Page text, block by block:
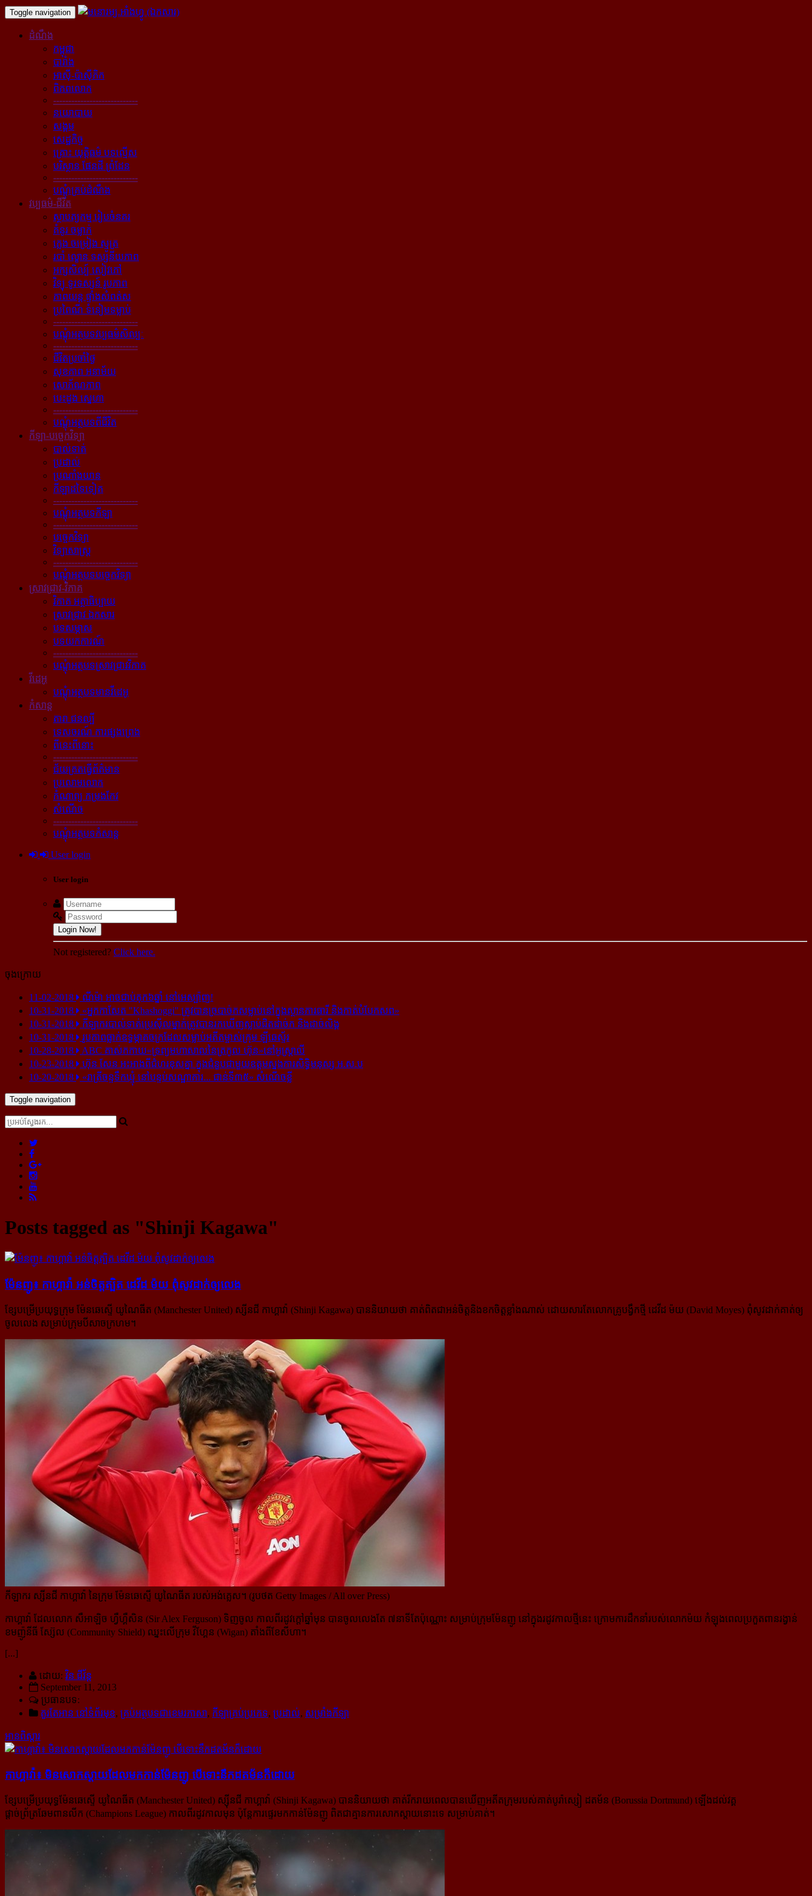
Toggle navigation
ដំណឹង
កម្ពុជា
បារាំង
អាស៊ី-ប៉ាស៊ីភិក
ពិភពលោក
----------------------------
នយោបាយ
សង្គម
សេដ្ឋកិច្ច
គ្រោះ យុត្តិធម៌ បទល្មើស
បរិស្ថាន ផែនដី ព្រំដែន
----------------------------
បណ្ដុំគ្រប់ដំណឹង
វប្បធម៌-ជីវិត
ស្ថាបត្យកម្ម រៀបចំនគរ
គំនូរ ចម្លាក់
ភ្លេង ចម្រៀង ស្មូត្រ
របាំ ល្ខោន ទស្សនីយភាព
អក្សសិល្ប៍ សៀវភៅ
វិទ្យុ ទូរទស្សន៍ រូបភាព
ភាពយន្ដ ផ្ទាំងសំពត់ស
ប្រពៃណី ទំនៀមទម្លាប់
----------------------------
បណ្ដុំអត្ថបទវប្បធម៌សិល្បៈ
----------------------------
ជីវិតប្រចាំថ្ងៃ
សុខភាព អនាម័យ
សោភ័ណភាព
បេះដូង ស្នេហា
----------------------------
បណ្ដុំអត្ថបទពីជីវិត
កីឡា-បច្ចេកវិទ្យា
បាល់ទាត់
ប្រដាល់
ប្រណាំងយាន
កីឡាដទៃទៀត
----------------------------
បណ្ដុំអត្ថបទកីឡា
----------------------------
បច្ចេកវិទ្យា
វិទ្យាសាស្ត្រ
----------------------------
បណ្ដុំអត្ថបទបច្ចេកវិទ្យា
ស្រាវជ្រាវ-វិភាគ
វិភាគ អត្ថាធិប្បាយ
ស្រាវជ្រាវ ឯកសារ
បទសម្ភាស
បទយកការណ៍
----------------------------
បណ្ដុំអត្ថបទស្រាវជ្រាវវិភាគ
វីដេអូ
បណ្ដុំអត្ថបទមានវីដេអូ
កំសាន្ដ
តារា ជនល្បី
ទេសចរណ៍ ការផ្សងព្រេង
ពីនេះពីនោះ
----------------------------
ជ័យគ្រតធ្វើព័ត៌មាន
ប្រលោមលោក
កំណាព្យ កម្រងកែវ
សំណើច
----------------------------
បណ្ដុំអត្ថបទកំសាន្ដ
User login
User login
Login Now!
Not registered? Click here.
ចុងក្រោយ
11-02-2018
ណីម៉ា អាច​ជាប់​គុក​៦ឆ្នាំ នៅ​អេស្ប៉ាញ!
10-31-2018
«អ្នក​កាសែត "Khashoggi" ត្រូវ​បាន​ច្របាច់ក​សម្លាប់​នៅ​ក្នុង​ស្ថាន​ភារធារី និង​កាត់​បំបែក​សព»
10-31-2018
កីឡាករ​បាល់ទាត់​ប្រេស៊ីល​ម្នាក់​ត្រូវ​បាន​រក​ឃើញ​ស្លាប់​ជិត​ដាច់ក និង​ដាច់​លិង្គ
10-31-2018
រូបភាព​ធ្លាក់​ឧទ្ធម្ភាគចក្រ​ដែល​សម្លាប់​អតីត​ម្ចាស់​ក្រុម​ ឡីឆេស្ទ័រ
10-28-2018
ABC គាស់​កកាយ​«ទ្រព្យមហាសាល​នៃ​ត្រកូល ហ៊ុន»​នៅ​អូស្ត្រាលី
10-23-2018
ហ៊ុន សែន អះអាង​ពី​ជំហរ​ខុស​គ្នា ក្នុង​ជំនួប​ជាមួយ​ឧត្តម​ស្នងការ​សិទ្ធិ​មនុស្ស អ.ស.ប
10-20-2018
«រាត្រីចន្ទទឹកឃ្មុំ នៅបន្ទប់សណ្ឋាគារ... ជាន់ទី៣៥» សំណើចខ្លី
Toggle navigation
Posts tagged as "Shinji Kagawa"
ម៉ែនញូ៖ កាហ្គាវ៉ា អន់ចិត្ត​ត្បិត​ ដេវីដ ម៉យ ពុំ​សូវ​ដាក់​ឲ្យ​លេង
ខ្សែបម្រើប្រយុទ្ធក្រុម ម៉ែនឆេស្ទើ យូណៃធីត (Manchester United) ស្សីនជី កាហ្គាវ៉ា (Shinji Kagawa) បាននិយាយថា គាត់ពិតជាអន់ចិត្តនិងខកចិត្តខ្លាំងណាស់ ដោយសារតែលោកគ្រូបង្វឹកថ្មី ដេវីដ ម៉យ (David Moyes) ពុំសូវដាក់គាត់ឲ្យ​
ចូលលេង សម្រាប់ក្រុមបីសាចក្រហម។
កីឡាករ ស្សីនជី កាហ្គាវ៉ា នៃក្រុម ម៉ែនឆេស្ទើ យូណៃធីត របស់អង់គ្លេស។ (រូបថត Getty Images / All over Press)
កាហ្គាវ៉ា ដែលលោក សឺអាឡិច ហ្វឺហ្គឺសិន (Sir Alex Ferguson) ទិញចូល កាលពីរដូវក្តៅឆ្នាំមុន បានចូលលេងតែ ៧នាទី​តែប៉ុណ្ណោះ សម្រាប់ក្រុមម៉ែនញូ នៅក្នុងរដូវកាលថ្មីនេះ ក្រោមការដឹកនាំរបស់លោកម៉យ កំឡុងពេលប្រកួតពានរង្វាន់
ខមញ៉ូនីធី ស្ស៊ែល (Community Shield) ឈ្នះលើក្រុម វីហ្គែន (Wigan) តាំងពីខែសីហា។
[...]
ដោយ: វិន ជីវ័ន្ត
September 11, 2013
ប្រធានបទ:
គួរតែអាន នៅទំព័រមុខ, គ្រប់អត្ថបទជាខេមរភាសា, កីឡាគ្រប់ប្រភេទ, ប្រដាល់, សម្រាំងកីឡា
អានពិស្ដារ
កាហ្គាវ៉ា៖ មិន​សោក​ស្តាយ​ដែល​មក​កាន់​ម៉ែនញូ បើ​ទោះ​នឹក​ដតម័ន​ក៏​ដោយ
ខ្សែបម្រើប្រយុទ្ធម៉ែនឆេស្ទើ យូណៃធីត (Manchester United) ស្ស៊ីនជី កាហ្គាវ៉ា (Shinji Kagawa) បាននិយាយថា គាត់​រីករាយពេលបានឃើញអតីតក្រុមរបស់គាត់បូរ៉ាស្សៀ ដតម័ន (Borussia Dortmund) ឡើងដល់វគ្គ
ផ្តាច់ព្រ័ត្រឆែមពានលីក (Champions League) កាលពីរដូវកាលមុន ប៉ុន្តែការផ្ទេរមកកាន់ម៉ែនញូ ពិតជាគ្មានការសោកស្តាយនោះទេ សម្រាប់គាត់។